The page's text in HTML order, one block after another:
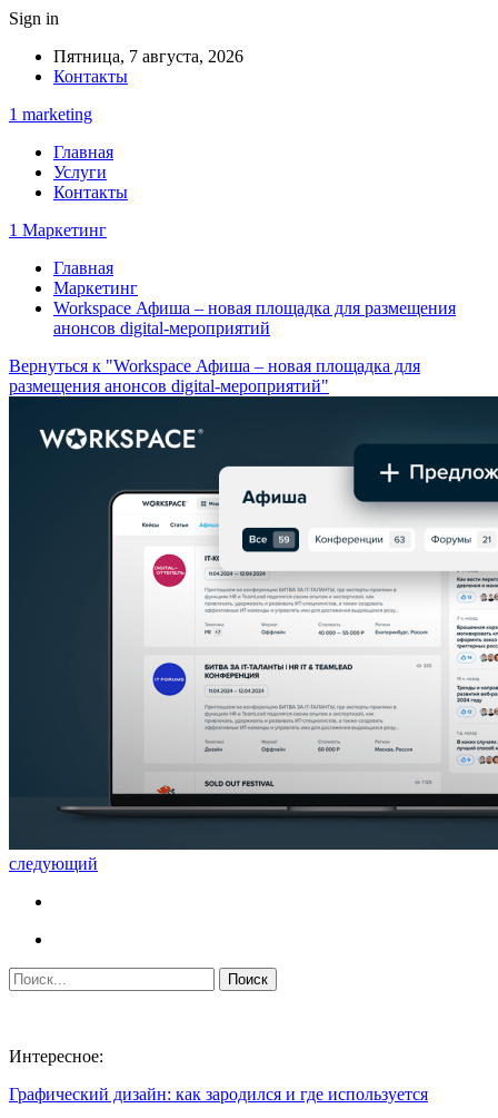
Sign in
Пятница, 7 августа, 2026
Контакты
1 marketing
Главная
Услуги
Контакты
1 Маркетинг
Главная
Маркетинг
Workspace Афиша – новая площадка для размещения
анонсов digital-мероприятий
Вернуться к "Workspace Афиша – новая площадка для
размещения анонсов digital-мероприятий"
следующий
Интересное:
Графический дизайн: как зародился и где используется